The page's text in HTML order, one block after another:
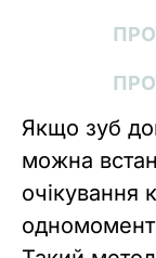
Якщо зуб
можна
очікування